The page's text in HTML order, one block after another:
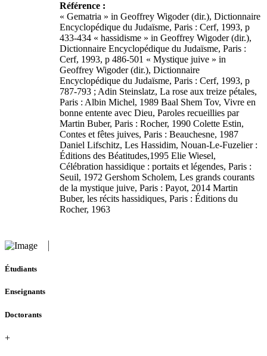
Référence :
« Gematria » in Geoffrey Wigoder (dir.), Dictionnaire
Encyclopédique du Judaïsme, Paris : Cerf, 1993, p
433-434 « hassidisme » in Geoffrey Wigoder (dir.),
Dictionnaire Encyclopédique du Judaïsme, Paris :
Cerf, 1993, p 486-501 « Mystique juive » in
Geoffrey Wigoder (dir.), Dictionnaire
Encyclopédique du Judaïsme, Paris : Cerf, 1993, p
787-793 ; Adin Steinslatz, La rose aux treize pétales,
Paris : Albin Michel, 1989 Baal Shem Tov, Vivre en
bonne entente avec Dieu, Paroles recueillies par
Martin Buber, Paris : Rocher, 1990 Colette Estin,
Contes et fêtes juives, Paris : Beauchesne, 1987
Daniel Lifschitz, Les Hassidim, Nouan-Le-Fuzelier :
Éditions des Béatitudes,1995 Elie Wiesel,
Célébration hassidique : portaits et légendes, Paris :
Seuil, 1972 Gershom Scholem, Les grands courants
de la mystique juive, Paris : Payot, 2014 Martin
Buber, les récits hassidiques, Paris : Éditions du
Rocher, 1963
Étudiants
Enseignants
Doctorants
+